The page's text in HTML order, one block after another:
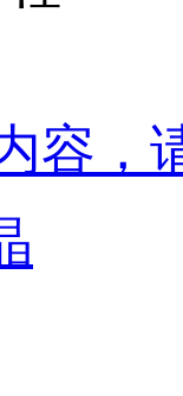
容，